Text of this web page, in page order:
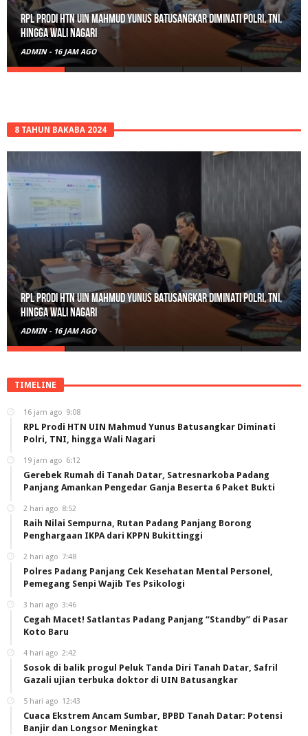
RPL Prodi HTN UIN Mahmud Yunus Batusangkar Diminati Polri, TNI,
hingga Wali Nagari
ADMIN - 16 JAM AGO
8 TAHUN BAKABA 2024
RPL Prodi HTN UIN Mahmud Yunus Batusangkar Diminati Polri, TNI,
hingga Wali Nagari
ADMIN - 16 JAM AGO
TIMELINE
16 jam ago 9:08
RPL Prodi HTN UIN Mahmud Yunus Batusangkar Diminati
Polri, TNI, hingga Wali Nagari
19 jam ago 6:12
Gerebek Rumah di Tanah Datar, Satresnarkoba Padang
Panjang Amankan Pengedar Ganja Beserta 6 Paket Bukti
2 hari ago 8:52
Raih Nilai Sempurna, Rutan Padang Panjang Borong
Penghargaan IKPA dari KPPN Bukittinggi
2 hari ago 7:48
Polres Padang Panjang Cek Kesehatan Mental Personel,
Pemegang Senpi Wajib Tes Psikologi
3 hari ago 3:46
Cegah Macet! Satlantas Padang Panjang “Standby” di Pasar
Koto Baru
4 hari ago 2:42
Sosok di balik progul Peluk Tanda Diri Tanah Datar, Safril
Gazali ujian terbuka doktor di UIN Batusangkar
5 hari ago 12:43
Cuaca Ekstrem Ancam Sumbar, BPBD Tanah Datar: Potensi
Banjir dan Longsor Meningkat